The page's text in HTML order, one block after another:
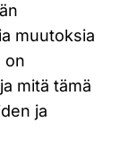
muutoksia
on
mitä tämä
ja